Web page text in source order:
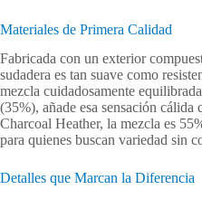
Materiales de Primera Calidad
Fabricada con un exterior
sudadera es tan suave como
mezcla cuidadosamente
(35%), añade esa sensación cálida
Charcoal Heather, la mezcla es
para quienes buscan variedad sin
Detalles que Marcan la Diferencia